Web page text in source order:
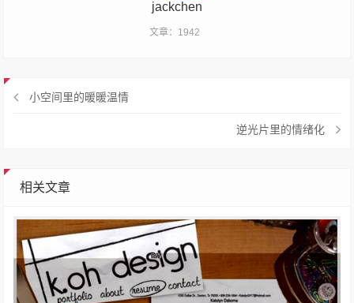
jackchen
文章：1942
小空间里的暖暖温情
逆光片里的情绪化
相关文章